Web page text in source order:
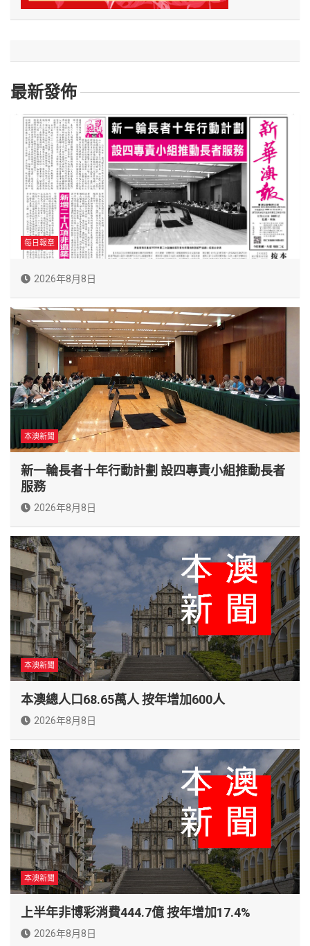
最新發佈
每日報章
2026年8月8日
本澳新聞
新一輪長者十年行動計劃 設四專責小組推動長者
服務
2026年8月8日
本澳新聞
本澳總人口68.65萬人 按年增加600人
2026年8月8日
本澳新聞
上半年非博彩消費444.7億 按年增加17.4%
2026年8月8日